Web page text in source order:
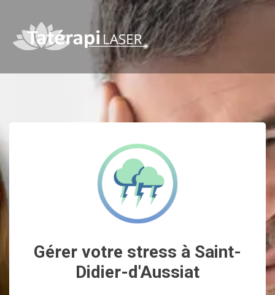
Gérer votre stress à Saint-
Didier-d'Aussiat